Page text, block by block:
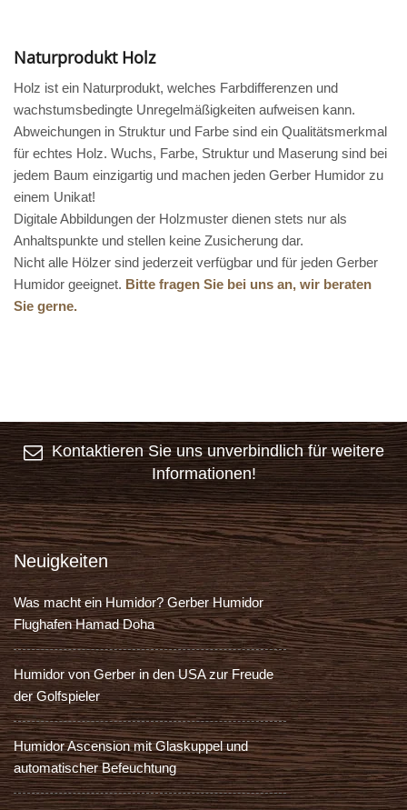
Naturprodukt Holz
Holz ist ein Naturprodukt, welches Farbdifferenzen und
wachstumsbedingte Unregelmäßigkeiten aufweisen kann.
Abweichungen in Struktur und Farbe sind ein Qualitätsmerkmal
für echtes Holz. Wuchs, Farbe, Struktur und Maserung sind bei
jedem Baum einzigartig und machen jeden Gerber Humidor zu
einem Unikat!
Digitale Abbildungen der Holzmuster dienen stets nur als
Anhaltspunkte und stellen keine Zusicherung dar.
Nicht alle Hölzer sind jederzeit verfügbar und für jeden Gerber
Humidor geeignet. Bitte fragen Sie bei uns an, wir beraten
Sie gerne.
Kontaktieren Sie uns unverbindlich für weitere
Informationen!
Neuigkeiten
Was macht ein Humidor? Gerber Humidor
Flughafen Hamad Doha
Humidor von Gerber in den USA zur Freude
der Golfspieler
Humidor Ascension mit Glaskuppel und
automatischer Befeuchtung